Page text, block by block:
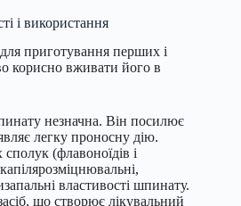
і використання
приготування перших і
корисно вживати його в
незначна. Він посилює
легку проносну дію.
(флавоноїдів і
властивості шпинату.
що створює лікувальний